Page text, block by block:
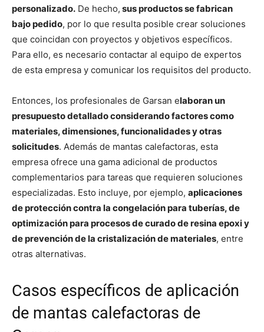
personalizado. De hecho, sus productos se fabrican
bajo pedido, por lo que resulta posible crear soluciones
que coincidan con proyectos y objetivos específicos.
Para ello, es necesario contactar al equipo de expertos
de esta empresa y comunicar los requisitos del producto.
Entonces, los profesionales de Garsan elaboran un
presupuesto detallado considerando factores como
materiales, dimensiones, funcionalidades y otras
solicitudes. Además de mantas calefactoras, esta
empresa ofrece una gama adicional de productos
complementarios para tareas que requieren soluciones
especializadas. Esto incluye, por ejemplo, aplicaciones
de protección contra la congelación para tuberías, de
optimización para procesos de curado de resina epoxi y
de prevención de la cristalización de materiales, entre
otras alternativas.
Casos específicos de aplicación
de mantas calefactoras de